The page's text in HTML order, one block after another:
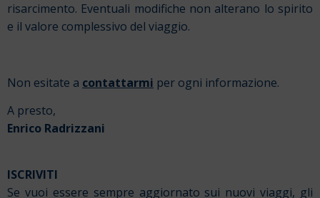
risarcimento. Eventuali modifiche non alterano lo spirito
e il valore complessivo del viaggio.
Non esitate a contattarmi per ogni informazione.
A presto,
Enrico Radrizzani
ISCRIVITI
Se vuoi essere sempre aggiornato sui nuovi viaggi, gli